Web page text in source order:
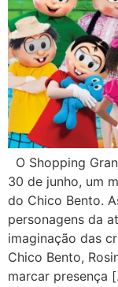
O Shopping
30 de junho, um
do Chico Bento.
personagens da
imaginação das
Chico Bento,
marcar presença